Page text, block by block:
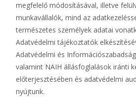
megfelelő módosításával, illetve
munkavállalók, mind az
természetes személyek adatai
Adatvédelmi tájékoztatók
Adatvédelmi és
valamint NAIH állásfoglalások iránti
előterjesztésében és adatvédelmi
nyújtunk.